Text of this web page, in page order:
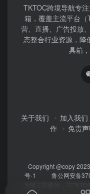
TKTOC跨境导航​专
箱，覆盖主流平台
营、直播、广告投放
态整合行业资源，
具箱
关于我们 加入我们
作
免责
Copyright @copy 2023
号-1
鲁公网安备